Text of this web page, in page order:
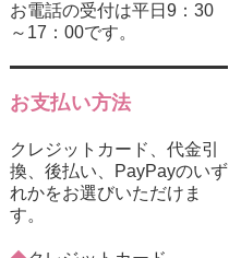
お電話の受付は平日9：30
～17：00です。
お支払い方法
クレジットカード、代金引
換、後払い、PayPayのいず
れかをお選びいただけま
す。